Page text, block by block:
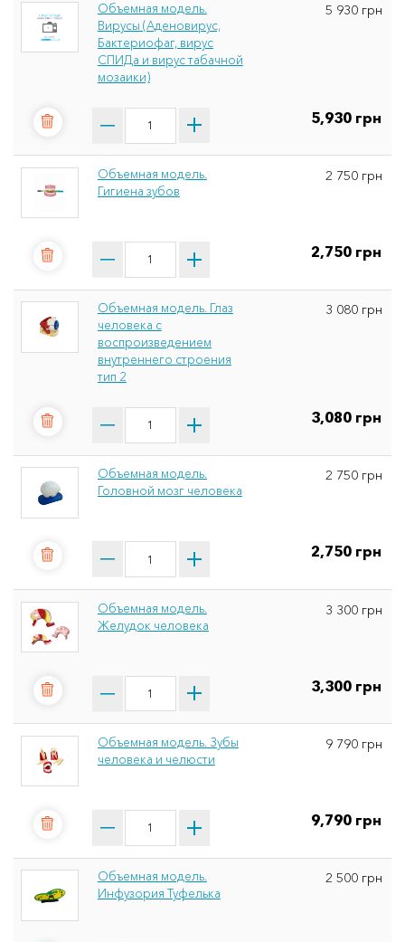
Объемная модель.
Вирусы (Аденовирус,
Бактериофаг, вирус
СПИДа и вирус табачной
мозаики)
5 930 грн
5,930 грн
Объемная модель.
Гигиена зубов
2 750 грн
2,750 грн
Объемная модель. Глаз
человека с
воспроизведением
внутреннего строения
тип 2
3 080 грн
3,080 грн
Объемная модель.
Головной мозг человека
2 750 грн
2,750 грн
Объемная модель.
Желудок человека
3 300 грн
3,300 грн
Объемная модель. Зубы
человека и челюсти
9 790 грн
9,790 грн
Объемная модель.
Инфузория Туфелька
2 500 грн